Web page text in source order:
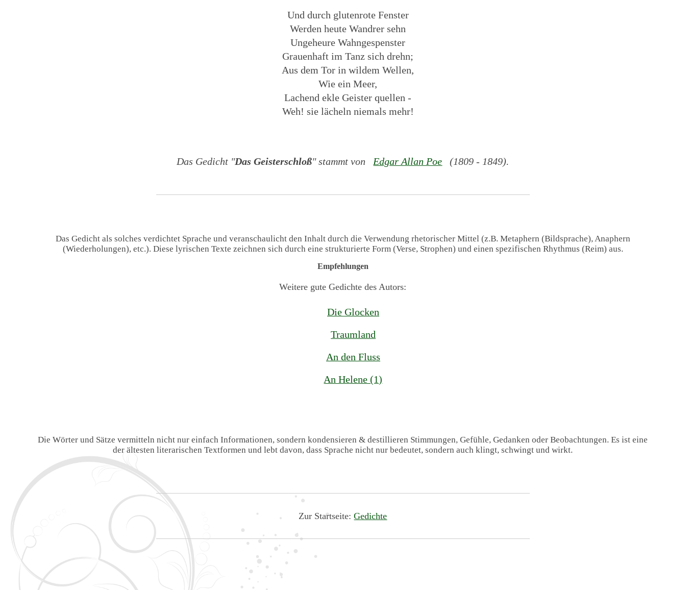
Und durch glutenrote Fenster
Werden heute Wandrer sehn
Ungeheure Wahngespenster
Grauenhaft im Tanz sich drehn;
Aus dem Tor in wildem Wellen,
Wie ein Meer,
Lachend ekle Geister quellen -
Weh! sie lächeln niemals mehr!
Das Gedicht "Das Geisterschloß" stammt von Edgar Allan Poe (1809 - 1849).
Das Gedicht als solches verdichtet Sprache und veranschaulicht den Inhalt durch die Verwendung rhetorischer Mittel (z.B. Metaphern (Bildsprache), Anaphern
(Wiederholungen), etc.). Diese lyrischen Texte zeichnen sich durch eine strukturierte Form (Verse, Strophen) und einen spezifischen Rhythmus (Reim) aus.
Empfehlungen
Weitere gute Gedichte des Autors:
Die Glocken
Traumland
An den Fluss
An Helene (1)
Die Wörter und Sätze vermitteln nicht nur einfach Informationen, sondern kondensieren & destillieren Stimmungen, Gefühle, Gedanken oder Beobachtungen. Es ist eine
der ältesten literarischen Textformen und lebt davon, dass Sprache nicht nur bedeutet, sondern auch klingt, schwingt und wirkt.
Zur Startseite:Gedichte